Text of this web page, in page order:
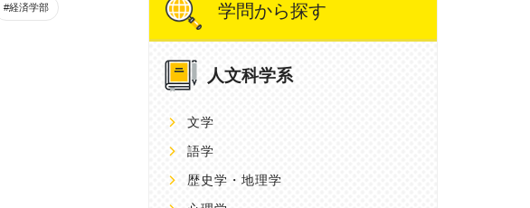
#経済学部 学問から探す
人文科学系
文学
語学
歴史学・地理学